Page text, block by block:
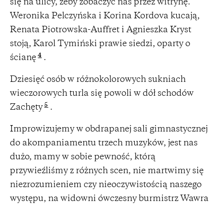
się na ulicy, żeby zobaczyć nas przez witrynę.
Weronika Pelczyńska i Korina Kordova kucają,
Renata Piotrowska-Auffret i Agnieszka Kryst
stoją, Karol Tymiński prawie siedzi, oparty o
ścianę 4 .
Dziesięć osób w różnokolorowych sukniach
wieczorowych turla się powoli w dół schodów
Zachęty 5 .
Improwizujemy w obdrapanej sali gimnastycznej
do akompaniamentu trzech muzyków, jest nas
dużo, mamy w sobie pewność, którą
przywieźliśmy z różnych scen, nie martwimy się
niezrozumieniem czy nieoczywistością naszego
występu, na widowni ówczesny burmistrz Wawra